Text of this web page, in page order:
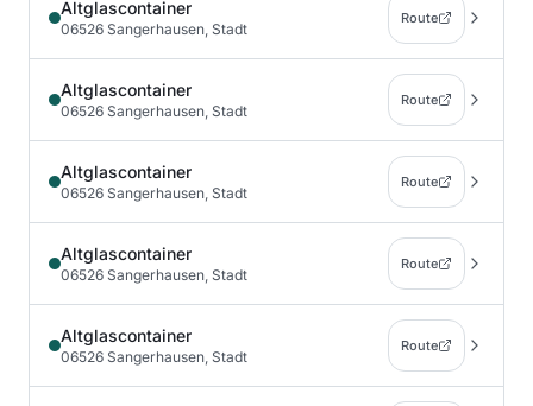
Altglascontainer
06526 Sangerhausen, Stadt
Route
Altglascontainer
06526 Sangerhausen, Stadt
Route
Altglascontainer
06526 Sangerhausen, Stadt
Route
Altglascontainer
06526 Sangerhausen, Stadt
Route
Altglascontainer
06526 Sangerhausen, Stadt
Route